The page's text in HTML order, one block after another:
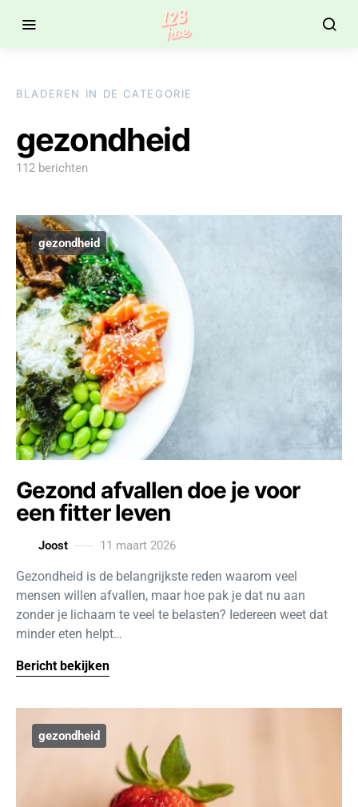
BLADEREN IN DE CATEGORIE
gezondheid
112 berichten
gezondheid
Gezond afvallen doe je voor
een fitter leven
Joost 11 maart 2026
Gezondheid is de belangrijkste reden waarom veel
mensen willen afvallen, maar hoe pak je dat nu aan
zonder je lichaam te veel te belasten? Iedereen weet dat
minder eten helpt…
Bericht bekijken
gezondheid